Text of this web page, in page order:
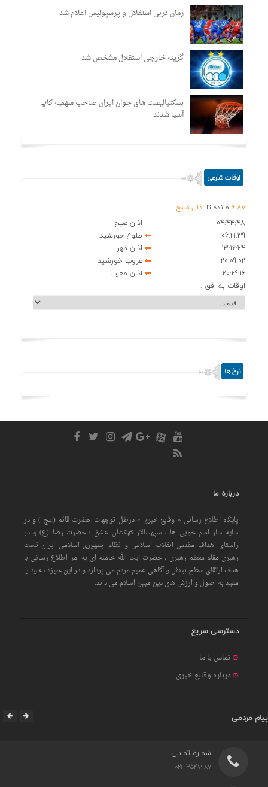
زمان دربی استقلال و پرسپولیس اعلام شد
گزینه خارجی استقلال مشخص شد
بسکتبالیست های جوان ایران صاحب سهمیه کاپ
آسیا شدند
اوقات شرعی
6:80 مانده تا اذان صبح
04:44:48
اذان صبح
06:21:39
طلوع خورشید
13:16:24
اذان ظهر
20:09:02
غروب خورشید
20:29:16
اذان مغرب
اوقات به افق :
نرخ ها
درباره ما
پایگاه اطلاع رسانی « وقایع خبری » درظل توجهات حضرت قائم (عج ) و در
سایه سار امام خوبی ها ، سپهسالار کهکشان عشق ؛ حضرت رضا (ع) و در
راستای اهداف مقدس انقلاب اسلامی و نظام جمهوری اسلامی ایران تحت
رهبری مقام معظم رهبری ، حضرت آیت الله خامنه ای به امر اطلاع رسانی با
هدف ارتقای سطح بینش و آگاهی عموم مردم می پردازد و در این حوزه ، خود را
مقید به اصول و ارزش های دین مبین اسلام می داند.
دسترسی سریع
تماس با ما
درباره وقایع خبری
پیام مردمی
شماره تماس
3547987 -021